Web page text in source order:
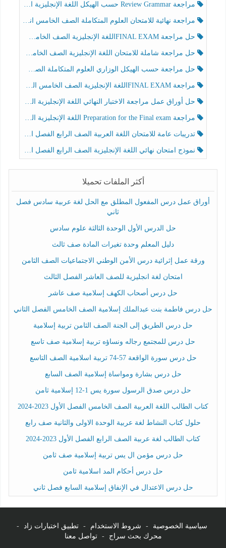
مراجعة Review Grammar حسب الهيكل اللغة الإنجليزية الصف الخامس الفصل الثالث
مراجعة نهائية للامتحان العلوم المتكاملة الصف الخامس انسبير الفصل الثالث
حل مراجعة FINAL EXAMاللغة الإنجليزية الصف الخامس الفصل الثالث
حل مراجعة شاملة للامتحان اللغة الإنجليزية الصف الخامس الفصل الثالث
حل مراجعة حسب الهيكل الوزاري العلوم المتكاملة الصف الخامس عام الفصل الثالث
مراجعة FINAL EXAMاللغة الإنجليزية الصف الخامس الفصل الثالث
حل أوراق عمل مراجعة الاختبار النهائي اللغة الإنجليزية الصف الرابع الفصل الثالث
مراجعة Preparation for the Final exam اللغة الإنجليزية الصف الرابع الفصل الثالث
تدريبات عامة للامتحان اللغة العربية الصف الرابع الفصل الثالث
نموذج امتحان نهائي اللغة الإنجليزية الصف الرابع الفصل الثالث
أكثر الملفات تحميلا
أوراق عمل درس المفعول المطلق مع الحل لغة عربية سادس فصل
ثاني
حل الدرس الأول الوحدة الثالثة علوم سادس
دليل المعلم وحدة تغيرات المادة صف ثالث
ورقة عمل إثرائية درس الأمن الوطني الاجتماعيات الصف الثامن
امتحان لغة انجليزية للصف العاشر الفصل الثالث
حل درس أصحاب الكهف إسلامية صف عاشر
حل درس فاطمة بنت عبدالملك إسلامية الصف الخامس الفصل الثاني
حل درس الطريق إلى الجنة الصف الثامن تربية إسلامية
حل درس للمجتمع رجاله ونساؤه تربية إسلامية صف تاسع
حل درس سورة الواقعة 57-74 تربية اسلامية الصف التاسع
حل درس بشارة ومواساة إسلامية الصف السابع
حل درس صدق الرسول سورة يس 1-12 إسلامية ثامن
كتاب الطالب اللغة العربية الصف الخامس الفصل الأول 2023-2024
حلول كتاب النشاط لغة عربية الوحدة الاولى والثانية صف رابع
كتاب الطالب لغة عربية الصف الرابع الفصل الأول 2023-2024
حل درس مؤمن ال يس تربية إسلامية صف ثامن
حل درس أحكام المد اسلامية ثامن
حل درس الاعتدال في الإنفاق إسلامية السابع فصل ثاني
سياسية الخصوصية - شروط الاستخدام - تطبيق اختبارات زاد
-
محرك بحث سراج
-
تواصل معنا